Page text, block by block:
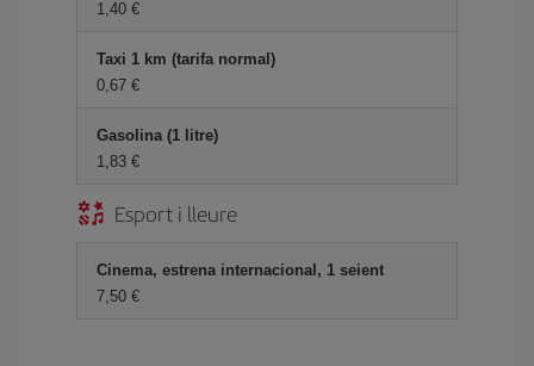
1,40
Taxi 1 km (tarifa normal)
0,67
Gasolina (1 litre)
1,83
Esport i lleure
Cinema, estrena internacional, 1 seient
7,50